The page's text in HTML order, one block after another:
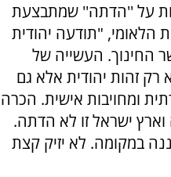
על ''הדתה'' שמתבצעת
הלאומי, "תודעה יהודית
החינוך. העשייה של
רק זהות יהודית אלא גם
ומחויבות אישית. הכרה
ישראל זו לא הדתה.
במקומה. לא יזיק קצת